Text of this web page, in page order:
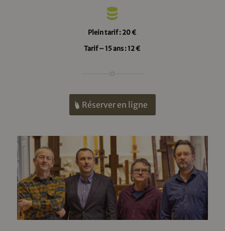
Plein tarif : 20 €
Tarif – 15 ans : 12 €
Réserver en ligne